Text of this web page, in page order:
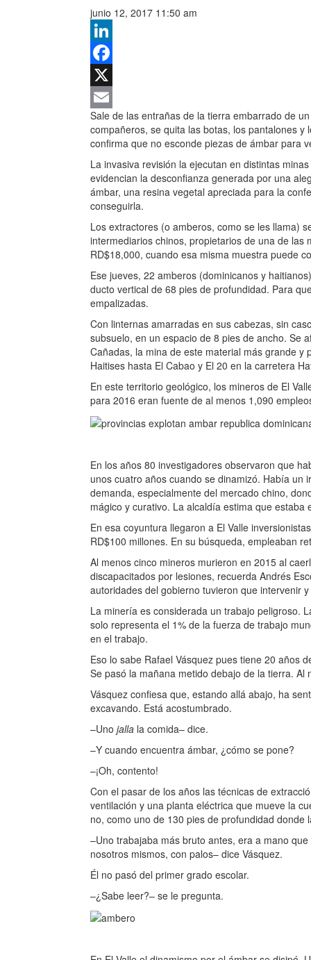
junio 12, 2017 11:50 am
LinkedIn
Facebook
X
Email
Sale de las entrañas de la tierra embarrado de
compañeros, se quita las botas, los pantalones
confirma que no esconde piezas de ámbar para
La invasiva revisión la ejecutan en distintas
evidencian la desconfianza generada por una
ámbar, una resina vegetal apreciada para la
conseguirla.
Los extractores (o amberos, como se les llama)
intermediarios chinos, propietarios de una de
RD$18,000, cuando esa misma muestra puede
Ese jueves, 22 amberos (dominicanos y
ducto vertical de 68 pies de profundidad. Para
empalizadas.
Con linternas amarradas en sus cabezas, sin
subsuelo, en un espacio de 8 pies de ancho. Se
Cañadas, la mina de este material más grande
Haitises hasta El Cabao y El 20 en la carretera
En este territorio geológico, los mineros de El
para 2016 eran fuente de al menos 1,090
En los años 80 investigadores observaron que
unos cuatro años cuando se dinamizó. Había
demanda, especialmente del mercado chino,
mágico y curativo. La alcaldía estima que
En esa coyuntura llegaron a El Valle
RD$100 millones. En su búsqueda, empleaban
Al menos cinco mineros murieron en 2015 al
discapacitados por lesiones, recuerda Andrés
autoridades del gobierno tuvieron que intervenir
La minería es considerada un trabajo peligroso.
solo representa el 1% de la fuerza de trabajo
en el trabajo.
Eso lo sabe Rafael Vásquez pues tiene 20 años
Se pasó la mañana metido debajo de la tierra.
Vásquez confiesa que, estando allá abajo, ha
excavando. Está acostumbrado.
–Uno jalla la comida– dice.
–Y cuando encuentra ámbar, ¿cómo se pone?
–¡Oh, contento!
Con el pasar de los años las técnicas de
ventilación y una planta eléctrica que mueve la
no, como uno de 130 pies de profundidad donde
–Uno trabajaba más bruto antes, era a mano
nosotros mismos, con palos– dice Vásquez.
Él no pasó del primer grado escolar.
–¿Sabe leer?– se le pregunta.